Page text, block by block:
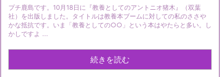
プチ鹿島です。10月18日に『教養としてのアントニオ猪木』（双葉
社）を出版しました。タイトルは教養本ブームに対しての私のささや
かな抵抗です。いま「教養としての○○」という本はやたらと多い。し
かしですよ ...
続きを読む